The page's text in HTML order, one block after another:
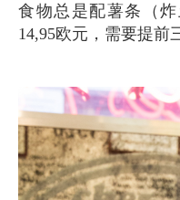
食物总是配薯条（
14,95欧元，需要提前